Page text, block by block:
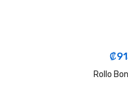
₡
Rollo